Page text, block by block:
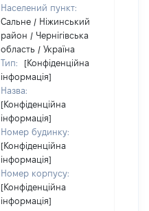
Населений пункт:
Сальне / Ніжинський
район / Чернігівська
область / Україна
Тип:
[Конфіденційна
інформація]
Назва:
[Конфіденційна
інформація]
Номер будинку:
[Конфіденційна
інформація]
Номер корпусу:
[Конфіденційна
інформація]